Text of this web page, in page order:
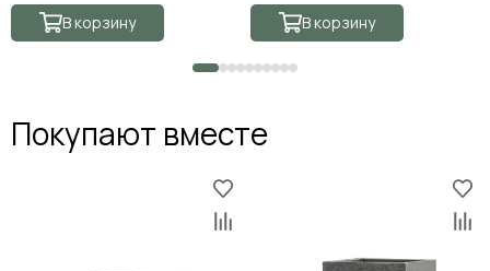
В корзину В корзину
Покупают вместе